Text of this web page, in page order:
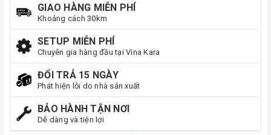
GIAO HÀNG MIỄN PHÍ
Khoảng cách 30km
SETUP MIỄN PHÍ
Chuyên gia hàng đầu tại Vina Kara
ĐỔI TRẢ 15 NGÀY
Phát hiện lỗi do nhà sản xuất
BẢO HÀNH TẬN NƠI
Dễ dàng và tiện lợi